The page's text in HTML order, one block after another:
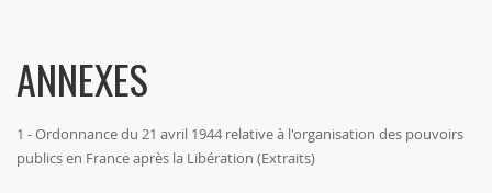
ANNEXES
1 - Ordonnance du 21 avril 1944 relative à l'organisation des pouvoirs
publics en France après la Libération (Extraits)